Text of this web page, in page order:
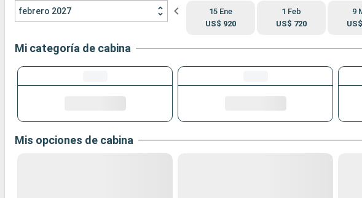
febrero 2027
15 Ene
US$ 920
1 Feb
US$ 720
9
Mi categoría de cabina
Mis opciones de cabina